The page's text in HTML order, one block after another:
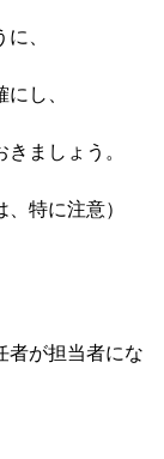
、
し、
ましょう。
特に注意）
者が担当者にな